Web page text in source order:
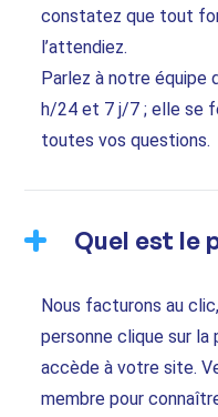
constatez que tout
l’attendiez.
Parlez à notre équipe
h/24 et 7 j/7 ; elle se
toutes vos questions.
Quel est le
Nous facturons au
personne clique sur
accède à votre site.
membre pour